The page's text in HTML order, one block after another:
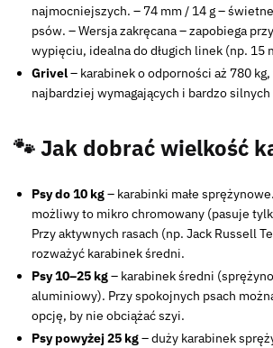
najmocniejszych. – 74 mm / 14 g –
psów. – Wersja zakręcana – zapobiega
wypięciu, idealna do długich linek (np. 15
Grivel– karabinek o odporności aż 780
najbardziej wymagających i bardzo
🐾 Jak dobrać wielkość
Psy do 10 kg– karabinki małe
możliwy to mikro chromowany (pasuje
Przy aktywnych rasach (np. Jack Russell
rozważyć karabinek średni.
Psy 10–25 kg– karabinek średni
aluminiowy). Przy spokojnych psach
opcję, by nie obciążać szyi.
Psy powyżej 25 kg– duży karabinek